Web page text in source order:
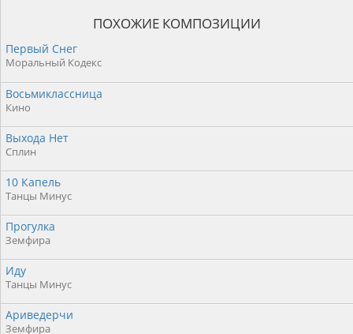
ПОХОЖИЕ КОМПОЗИЦИИ
Первый Снег
Моральный Кодекс
Восьмиклассница
Кино
Выхода Нет
Сплин
10 Капель
Танцы Минус
Прогулка
Земфира
Иду
Танцы Минус
Ариведерчи
Земфира